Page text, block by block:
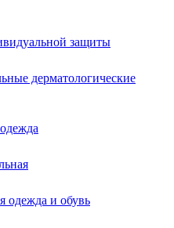
защиты
дерматологические
одежда и обувь